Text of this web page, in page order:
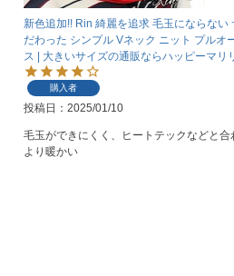
新色追加!! Rin 綺麗を追求 毛玉にならない
だわった シンプル Vネック ニット プルオ
ス | 大きいサイズの通販ならハッピーマリ
購入者
投稿日 2025/01/10
毛玉ができにくく、ヒートテックなどと合
より暖かい